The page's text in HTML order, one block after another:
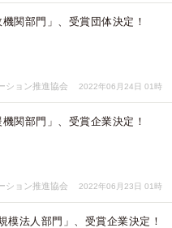
関部門」、受賞団体決定！
ション推進協会 2022年06月24日 01時
関部門」、受賞企業決定！
ション推進協会 2022年06月23日 01時
模法人部門」、受賞企業決定！